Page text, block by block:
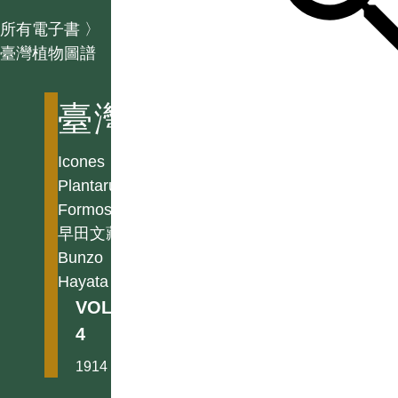
所有電子書 〉
臺灣植物圖譜
臺灣植物圖譜
Icones
Plantarum
Formosanarum
早田文藏
Bunzo
Hayata
VOL.
4
1914